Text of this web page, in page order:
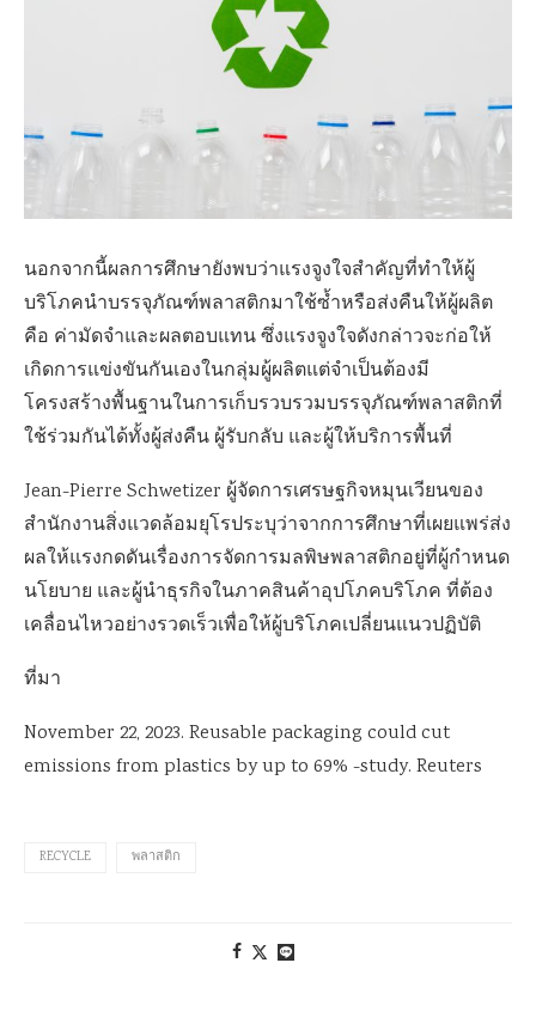
นอกจากนี้ผลการศึกษายังพบว่าแรงจูงใจสำคัญที่ทำให้ผู้
บริโภคนำบรรจุภัณฑ์พลาสติกมาใช้ซ้ำหรือส่งคืนให้ผู้ผลิต
คือ ค่ามัดจำและผลตอบแทน ซึ่งแรงจูงใจดังกล่าวจะก่อให้
เกิดการแข่งขันกันเองในกลุ่มผู้ผลิตแต่จำเป็นต้องมี
โครงสร้างพื้นฐานในการเก็บรวบรวมบรรจุภัณฑ์พลาสติกที่
ใช้ร่วมกันได้ทั้งผู้ส่งคืน ผู้รับกลับ และผู้ให้บริการพื้นที่
Jean-Pierre Schwetizer ผู้จัดการเศรษฐกิจหมุนเวียนของ
สำนักงานสิ่งแวดล้อมยุโรประบุว่าจากการศึกษาที่เผยแพร่ส่ง
ผลให้แรงกดดันเรื่องการจัดการมลพิษพลาสติกอยู่ที่ผู้กำหนด
นโยบาย และผู้นำธุรกิจในภาคสินค้าอุปโภคบริโภค ที่ต้อง
เคลื่อนไหวอย่างรวดเร็วเพื่อให้ผู้บริโภคเปลี่ยนแนวปฏิบัติ
ที่มา
November 22, 2023. Reusable packaging could cut
emissions from plastics by up to 69% -study. Reuters
RECYCLE พลาสติก